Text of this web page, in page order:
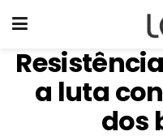
a luta
dos